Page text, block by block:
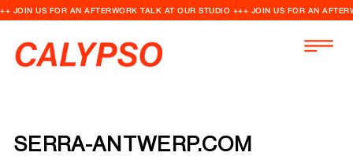
++ JOIN US FOR AN AFTERWORK TALK AT OUR STUDIO +++ JOIN US FOR AN
SERRA-ANTWERP.COM